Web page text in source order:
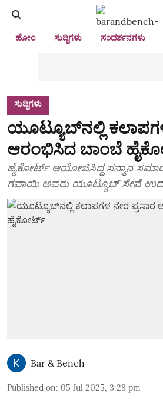
ಹೋಂ ಸುದ್ದಿಗಳು ಸಂದರ್ಶನಗಳು
ಸುದ್ದಿಗಳು
ಯೂಟ್ಯೂಬ್‌ನಲ್ಲಿ
ಆರಂಭಿಸಿದ ಬಾಂಬೆ
ಹೈಕೋರ್ಟ್ ಆಯೋಜಿಸಿದ್ದ ಸನ್ಮಾನ
ಗವಾಯಿ ಅವರು ಯೂಟ್ಯೂಬ್ ಸೇವೆ
Bar & Bench
Published on: 05 Jul 2025, 3:28 pm